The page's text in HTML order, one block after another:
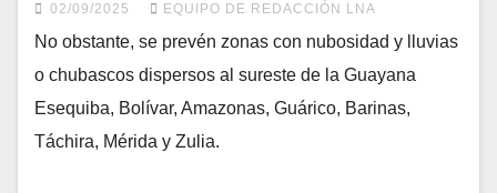
02/09/2025 EQUIPO DE REDACCIÓN LNA
No obstante, se prevén zonas con nubosidad y lluvias
o chubascos dispersos al sureste de la Guayana
Esequiba, Bolívar, Amazonas, Guárico, Barinas,
Táchira, Mérida y Zulia.